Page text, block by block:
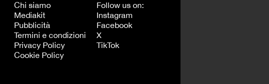
Chi siamo
Mediakit
Pubblicità
Termini e condizioni
Privacy Policy
Cookie Policy
Follow us on:
Instagram
Facebook
X
TikTok